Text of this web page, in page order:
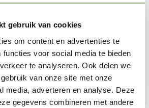
gebruik van cookies
om content en advertenties te
functies voor social media te bieden
te analyseren. Ook delen we
van onze site met onze
media, adverteren en analyse. Deze
gegevens combineren met andere
- MM-0108
€19,15